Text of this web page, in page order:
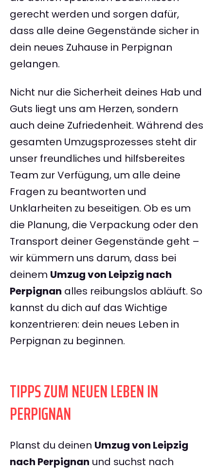
gerecht werden und sorgen dafür,
dass alle deine Gegenstände sicher in
dein neues Zuhause in Perpignan
gelangen.
Nicht nur die Sicherheit deines Hab und
Guts liegt uns am Herzen, sondern
auch deine Zufriedenheit. Während des
gesamten Umzugsprozesses steht dir
unser freundliches und hilfsbereites
Team zur Verfügung, um alle deine
Fragen zu beantworten und
Unklarheiten zu beseitigen. Ob es um
die Planung, die Verpackung oder den
Transport deiner Gegenstände geht –
wir kümmern uns darum, dass bei
deinem Umzug von Leipzig nach
Perpignan alles reibungslos abläuft. So
kannst du dich auf das Wichtige
konzentrieren: dein neues Leben in
Perpignan zu beginnen.
TIPPS ZUM NEUEN LEBEN IN
PERPIGNAN
Planst du deinen Umzug von Leipzig
nach Perpignan und suchst nach